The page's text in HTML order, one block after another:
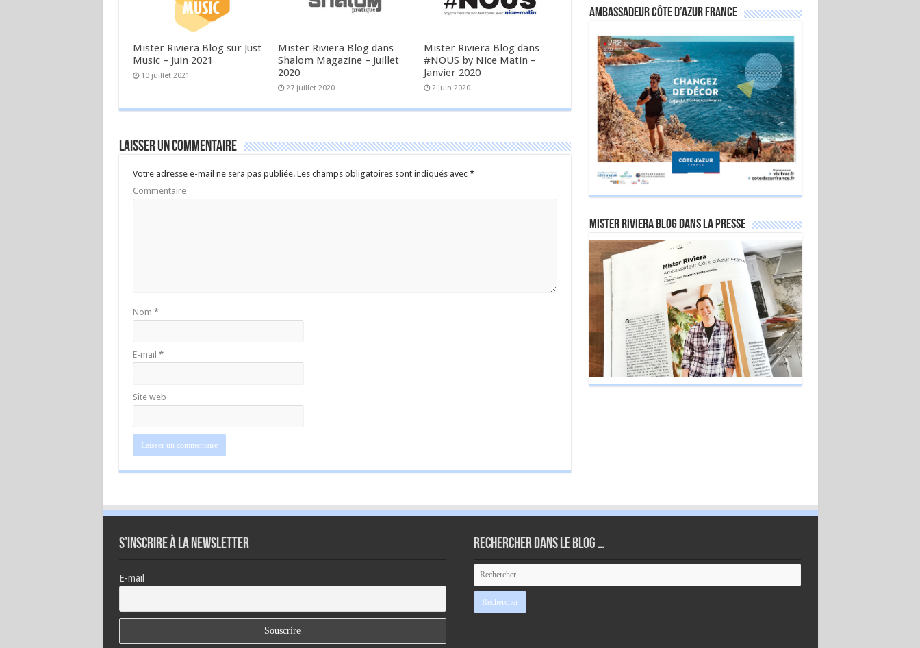
Mister Riviera Blog sur Just
Music – Juin 2021
10 juillet 2021
Mister Riviera Blog dans
Shalom Magazine – Juillet
2020
27 juillet 2020
Mister Riviera Blog dans
#NOUS by Nice Matin –
Janvier 2020
2 juin 2020
Laisser un commentaire
Votre adresse e-mail ne sera pas publiée.Les champs obligatoires sont indiqués avec *
Commentaire
Nom *
E-mail *
Site web
Ambassadeur Côte d’Azur France
Mister Riviera Blog dans la Presse
S’inscrire à la newsletter
E-mail
Rechercher dans le blog …